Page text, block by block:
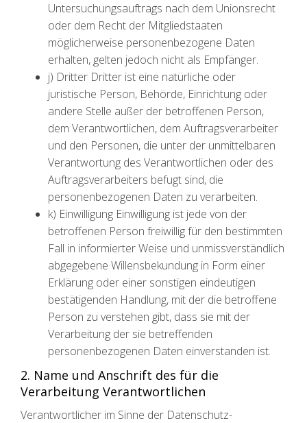
Untersuchungsauftrags nach dem Unionsrecht
oder dem Recht der Mitgliedstaaten
möglicherweise personenbezogene Daten
erhalten, gelten jedoch nicht als Empfänger.
j) Dritter Dritter ist eine natürliche oder
juristische Person, Behörde, Einrichtung oder
andere Stelle außer der betroffenen Person,
dem Verantwortlichen, dem Auftragsverarbeiter
und den Personen, die unter der unmittelbaren
Verantwortung des Verantwortlichen oder des
Auftragsverarbeiters befugt sind, die
personenbezogenen Daten zu verarbeiten.
k) Einwilligung Einwilligung ist jede von der
betroffenen Person freiwillig für den bestimmten
Fall in informierter Weise und unmissverständlich
abgegebene Willensbekundung in Form einer
Erklärung oder einer sonstigen eindeutigen
bestätigenden Handlung, mit der die betroffene
Person zu verstehen gibt, dass sie mit der
Verarbeitung der sie betreffenden
personenbezogenen Daten einverstanden ist.
2. Name und Anschrift des für die
Verarbeitung Verantwortlichen
Verantwortlicher im Sinne der Datenschutz-